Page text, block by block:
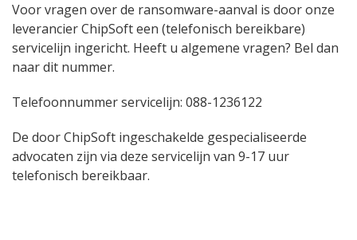
Voor vragen over de ransomware-aanval is door onze
leverancier ChipSoft een (telefonisch bereikbare)
servicelijn ingericht. Heeft u algemene vragen? Bel dan
naar dit nummer.
Telefoonnummer servicelijn: 088-1236122
De door ChipSoft ingeschakelde gespecialiseerde
advocaten zijn via deze servicelijn van 9-17 uur
telefonisch bereikbaar.